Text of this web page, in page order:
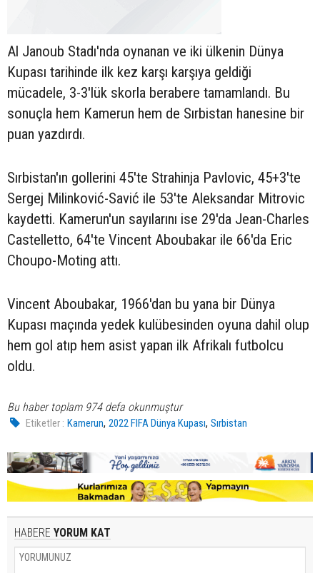
Al Janoub Stadı'nda oynanan ve iki ülkenin Dünya
Kupası tarihinde ilk kez karşı karşıya geldiği
mücadele, 3-3'lük skorla berabere tamamlandı. Bu
sonuçla hem Kamerun hem de Sırbistan hanesine bir
puan yazdırdı.
Sırbistan'ın gollerini 45'te Strahinja Pavlovic, 45+3'te
Sergej Milinković-Savić ile 53'te Aleksandar Mitrovic
kaydetti. Kamerun'un sayılarını ise 29'da Jean-Charles
Castelletto, 64'te Vincent Aboubakar ile 66'da Eric
Choupo-Moting attı.
Vincent Aboubakar, 1966'dan bu yana bir Dünya
Kupası maçında yedek kulübesinden oyuna dahil olup
hem gol atıp hem asist yapan ilk Afrikalı futbolcu
oldu.
Bu haber toplam 974 defa okunmuştur
Etiketler : Kamerun,2022 FIFA Dünya Kupası,Sırbistan
HABERE YORUM KAT